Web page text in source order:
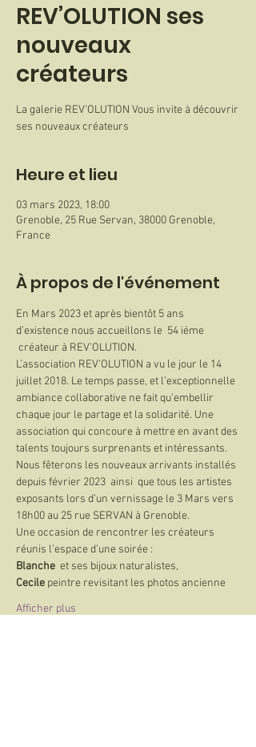
REV’OLUTION ses
nouveaux
créateurs
La galerie REV’OLUTION Vous invite à découvrir
ses nouveaux créateurs
Heure et lieu
03 mars 2023, 18:00
Grenoble, 25 Rue Servan, 38000 Grenoble,
France
À propos de l'événement
En Mars 2023 et après bientôt 5 ans
d’existence nous accueillons le  54 iéme
créateur à REV’OLUTION.
L’association REV’OLUTION a vu le jour le 14
juillet 2018. Le temps passe, et l’exceptionnelle
ambiance collaborative ne fait qu’embellir
chaque jour le partage et la solidarité. Une
association qui concoure à mettre en avant des
talents toujours surprenants et intéressants.
Nous fêterons les nouveaux arrivants installés
depuis février 2023  ainsi  que tous les artistes
exposants lors d’un vernissage le 3 Mars vers
18h00 au 25 rue SERVAN à Grenoble.
Une occasion de rencontrer les créateurs
réunis l’espace d’une soirée :
Blanche et ses bijoux naturalistes,
Cecile peintre revisitant les photos ancienne
Afficher plus